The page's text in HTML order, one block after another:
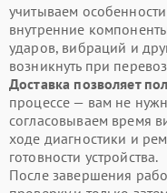
учитываем
внутренние
ударов, вибраций и
возникнуть при
Доставка позволяет
процессе — вам не
согласовываем время
ходе диагностики и
готовности устройства.
После завершения